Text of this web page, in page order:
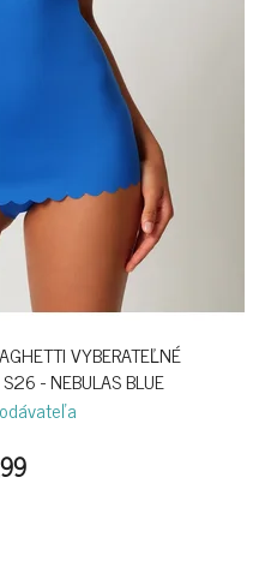
VYBERATEĽNÉ
- NEBULAS BLUE